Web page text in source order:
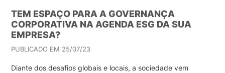
TEM ESPAÇO PARA A GOVERNANÇA
CORPORATIVA NA AGENDA ESG DA SUA
EMPRESA?
PUBLICADO EM 25/07/23
Diante dos desafios globais e locais, a sociedade vem